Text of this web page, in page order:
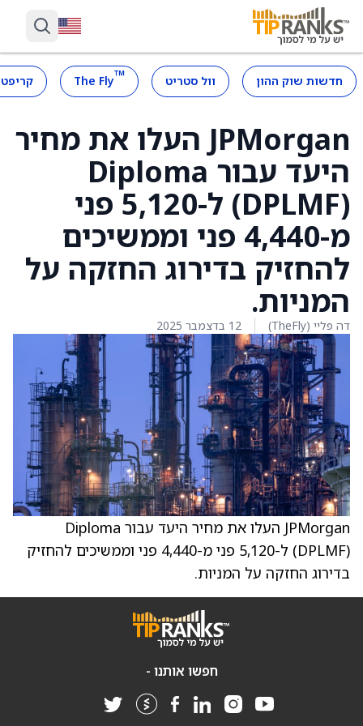
חדשות שוק ההון וול סטריט ™
The Fly
JPMorgan העלו את מחיר
היעד עבור Diploma
(DPLMF) ל-5,120 פני
מ-4,440 פני וממשיכים
להחזיק בדירוג החזקה על
המניות.
דה פליי (TheFly) 12 בדצמבר 2025
JPMorgan העלו את מחיר היעד עבור Diploma
(DPLMF) ל-5,120 פני מ-4,440 פני וממשיכים להחזיק
בדירוג החזקה על המניות.
חפשו אותנו -